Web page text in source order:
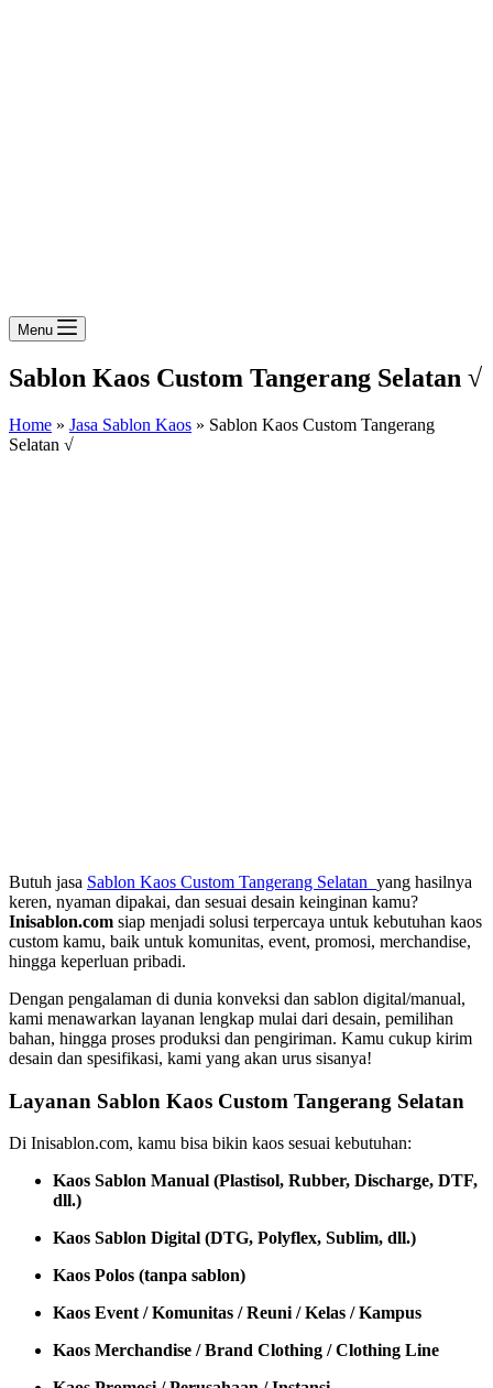
Menu
Sablon Kaos Custom Tangerang Selatan √
Home » Jasa Sablon Kaos » Sablon Kaos Custom Tangerang
Selatan √
Butuh jasa Sablon Kaos Custom Tangerang Selatan yang hasilnya
keren, nyaman dipakai, dan sesuai desain keinginan kamu?
Inisablon.com siap menjadi solusi terpercaya untuk kebutuhan kaos
custom kamu, baik untuk komunitas, event, promosi, merchandise,
hingga keperluan pribadi.
Dengan pengalaman di dunia konveksi dan sablon digital/manual,
kami menawarkan layanan lengkap mulai dari desain, pemilihan
bahan, hingga proses produksi dan pengiriman. Kamu cukup kirim
desain dan spesifikasi, kami yang akan urus sisanya!
Layanan Sablon Kaos Custom Tangerang Selatan
Di Inisablon.com, kamu bisa bikin kaos sesuai kebutuhan:
Kaos Sablon Manual (Plastisol, Rubber, Discharge, DTF,
dll.)
Kaos Sablon Digital (DTG, Polyflex, Sublim, dll.)
Kaos Polos (tanpa sablon)
Kaos Event / Komunitas / Reuni / Kelas / Kampus
Kaos Merchandise / Brand Clothing / Clothing Line